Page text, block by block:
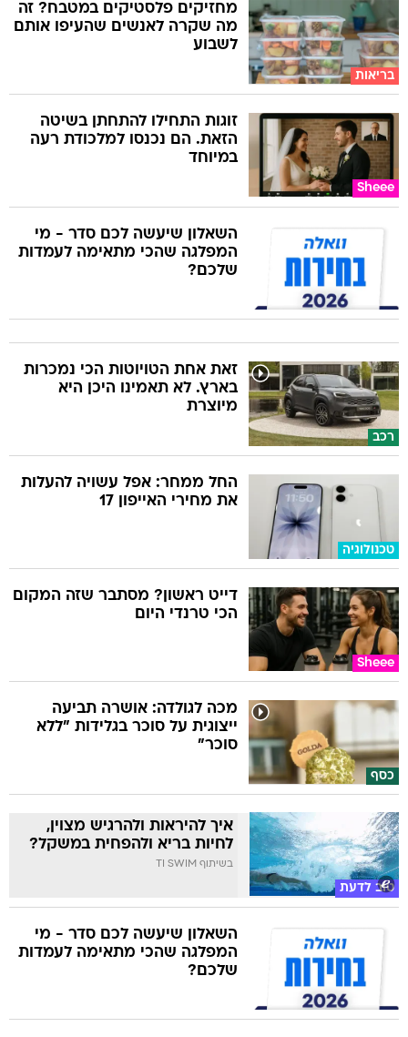
בריאות
מחזיקים פלסטיקים במטבח? זה
מה שקרה לאנשים שהעיפו אותם
לשבוע
Sheee
זוגות התחילו להתחתן בשיטה
הזאת. הם נכנסו למלכודת רעה
במיוחד
השאלון שיעשה לכם סדר - מי
המפלגה שהכי מתאימה לעמדות
שלכם?
רכב
זאת אחת הטויוטות הכי נמכרות
בארץ. לא תאמינו היכן היא
מיוצרת
טכנולוגיה
החל ממחר: אפל עשויה להעלות
את מחירי האייפון 17
Sheee
דייט ראשון? מסתבר שזה המקום
הכי טרנדי היום
כסף
מכה לגולדה: אושרה תביעה
ייצוגית על סוכר בגלידות "ללא
סוכר"
טוב לדעת
איך להיראות ולהרגיש מצוין,
לחיות בריא ולהפחית במשקל?
בשיתוף TI SWIM
השאלון שיעשה לכם סדר - מי
המפלגה שהכי מתאימה לעמדות
שלכם?